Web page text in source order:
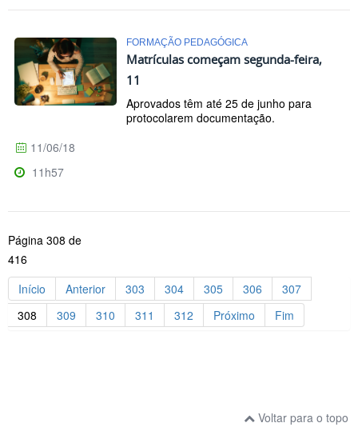
FORMAÇÃO PEDAGÓGICA
Matrículas começam segunda-feira,
11
Aprovados têm até 25 de junho para
protocolarem documentação.
11/06/18
11h57
Página 308 de
416
Início
Anterior 303 304 305 306
307
308
309 310 311 312 Próximo Fim
Voltar para o topo